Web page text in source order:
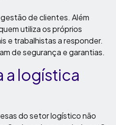
de clientes. Além
utiliza os próprios
e trabalhistas a responder.
de segurança e garantias.
a logística
do setor logístico não